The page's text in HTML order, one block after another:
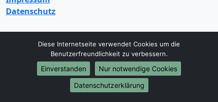
Datenschutz
Umzugsservice
Umzugsservice Behördenumzug
Büroumzug
Fernumzug
Firmenumzug
Laborumzug
Praxisumzug
Privatumzug
Diese Internetseite verwendet Cookies um die
Benutzerfreundlichkeit zu verbessern.
Einverstanden
Nur notwendige Cookies
Datenschutzerklärung